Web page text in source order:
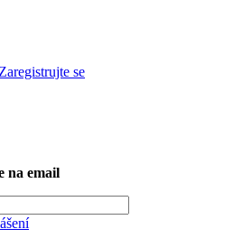
Zaregistrujte se
na email